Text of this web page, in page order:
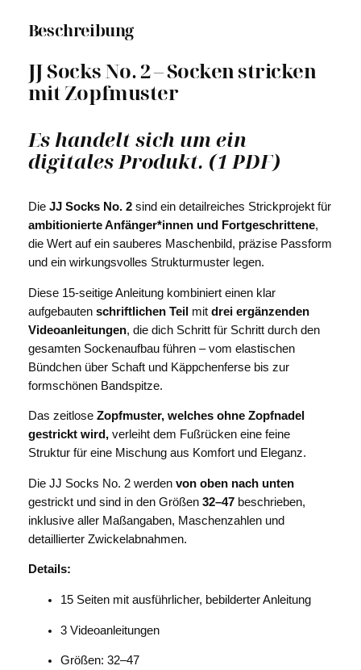
e
e
Beschreibung
JJ Socks No. 2 – Socken stricken
mit Zopfmuster
Es handelt sich um ein
digitales Produkt. (1 PDF)
Die JJ Socks No. 2sind ein detailreiches Strickprojekt für
ambitionierte Anfänger*innen und Fortgeschrittene,
die Wert auf ein sauberes Maschenbild, präzise Passform
und ein wirkungsvolles Strukturmuster legen.
Diese 15-seitige Anleitung kombiniert einen klar
aufgebauten schriftlichen Teil mit drei ergänzenden
Videoanleitungen, die dich Schritt für Schritt durch den
gesamten Sockenaufbau führen – vom elastischen
Bündchen über Schaft und Käppchenferse bis zur
formschönen Bandspitze.
Das zeitlose Zopfmuster, welches ohne Zopfnadel
gestrickt wird,verleiht dem Fußrücken eine feine
Struktur für eine Mischung aus Komfort und Eleganz.
Die JJ Socks No. 2 werden von oben nach unten
gestrickt und sind in den Größen 32–47beschrieben,
inklusive aller Maßangaben, Maschenzahlen und
detaillierter Zwickelabnahmen.
Details:
15 Seiten mit ausführlicher, bebilderter Anleitung
3 Videoanleitungen
Größen: 32–47